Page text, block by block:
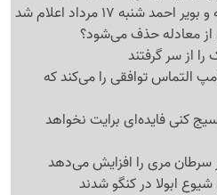
شنبه 17 مرداد اعلام شد
معادله حذف می‌شود؟
از سر گرفتند
التماس توافقی را می‌کند که
کنی فایده‌ای برایت نخواهد